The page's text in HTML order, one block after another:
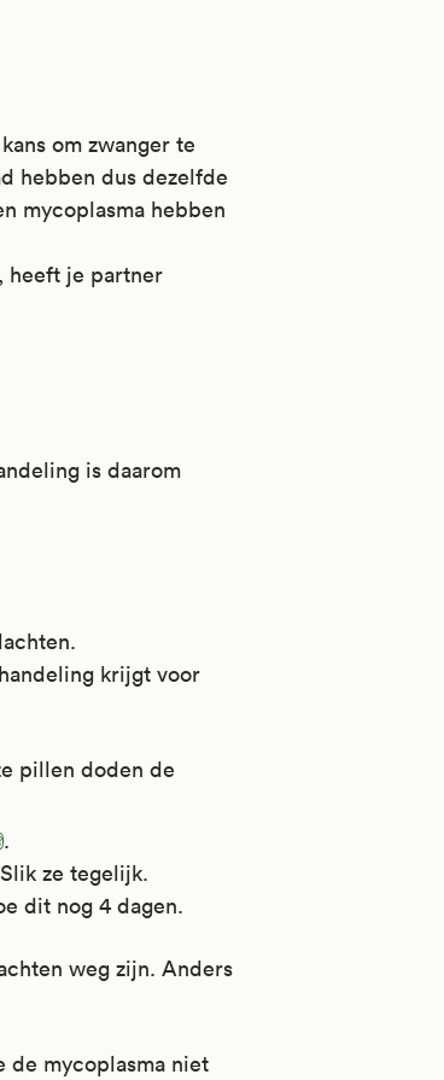
om zwanger te
hebben dus dezelfde
mycoplasma hebben
heeft je partner
is daarom
krijgt voor
pillen doden de
.
ze tegelijk.
dit nog 4 dagen.
weg zijn. Anders
de mycoplasma niet